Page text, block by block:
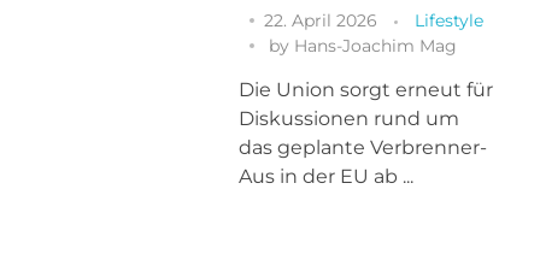
22. April 2026
Lifestyle
by Hans-Joachim Mag
Die Union sorgt erneut für
Diskussionen rund um
das geplante Verbrenner-
Aus in der EU ab ...